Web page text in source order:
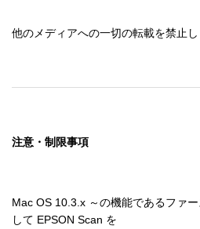
他のメディアへの一切の転載を禁止し
注意・制限事項
Mac OS 10.3.x ～の機能であるファ
して EPSON Scan を